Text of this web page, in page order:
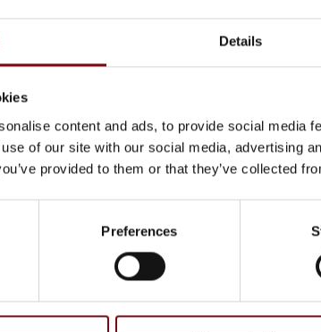
Details
content and ads, to provide social media
of our site with our social media, advertising
provided to them or that they’ve collected
Preferences